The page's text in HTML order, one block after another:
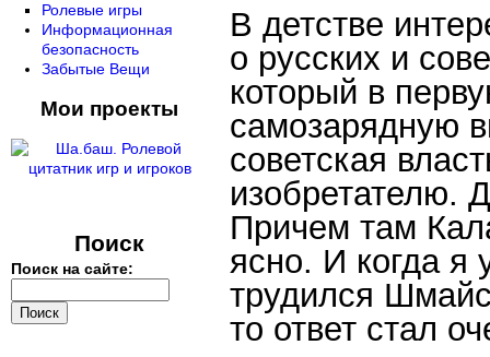
В детстве
о русских и
который в
самозарядную
советская
изобретателю.
Причем там
ясно. И когда я
трудился
то ответ стал
Ролевые игры
Информационная
безопасность
Забытые Вещи
Мои проекты
Поиск
Поиск на сайте: